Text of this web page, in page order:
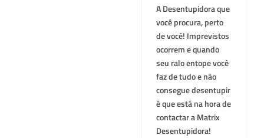
A Desentupidora que
você procura, perto
de você! Imprevistos
ocorrem e quando
seu ralo entope você
faz de tudo e não
consegue desentupir
é que está na hora de
contactar a Matrix
Desentupidora!